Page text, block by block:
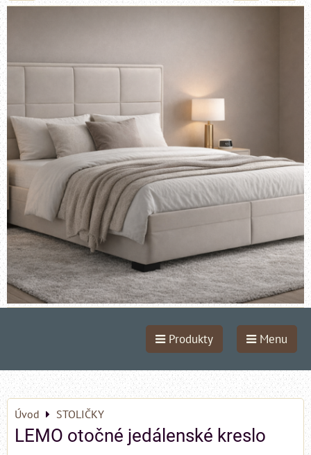
Produkty Menu
Úvod STOLIČKY
LEMO otočné jedálenské kreslo